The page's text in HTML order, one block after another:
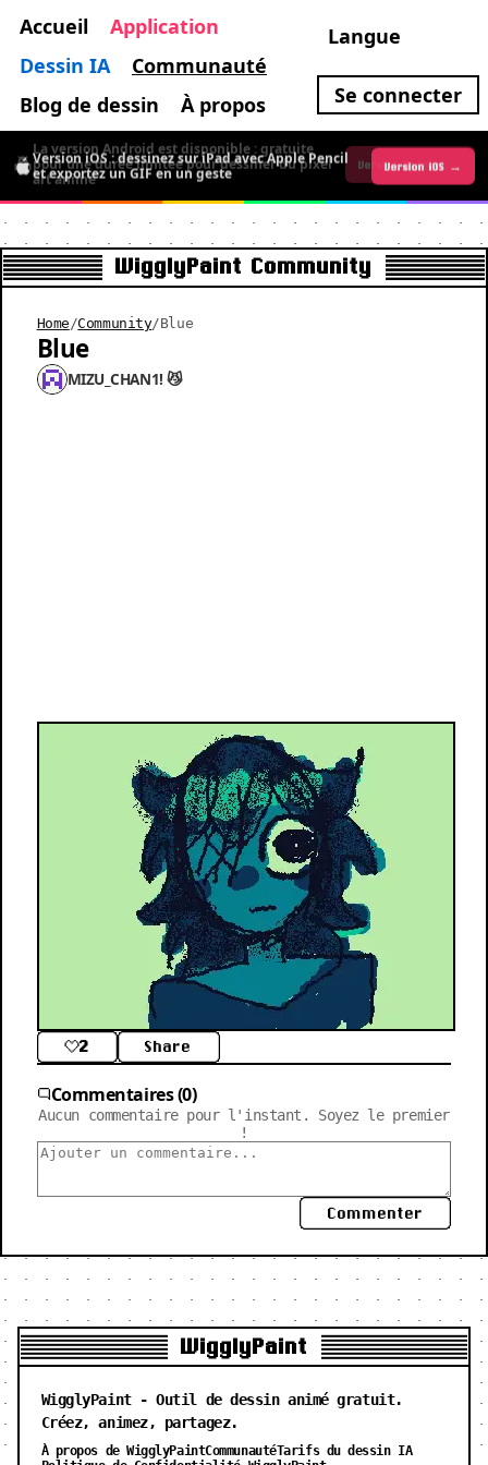
Accueil
Application
Dessin IA
Communauté
Blog de dessin
À propos
Langue
Se connecter
La version Android est disponible : gratuite
pour une durée limitée pour dessiner du pixel
art animé
Version Android →
Version iOS : dessinez sur iPad avec Apple Pencil
et exportez un GIF en un geste
Version iOS →
WigglyPaint Community
Home /Community/Blue
Blue
MIZU_CHAN1! 😼
2 Share
Commentaires (0)
Aucun commentaire pour l'instant. Soyez le premier
!
Commenter
WigglyPaint
WigglyPaint - Outil de dessin animé gratuit.
Créez, animez, partagez.
À propos de WigglyPaintCommunautéTarifs du dessin IA